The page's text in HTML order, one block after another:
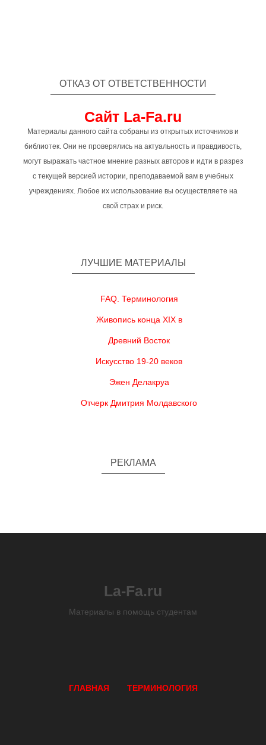
ОТКАЗ ОТ ОТВЕТСТВЕННОСТИ
Сайт La-Fa.ru
Материалы данного сайта собраны из открытых источников и
библиотек. Они не проверялись на актуальность и правдивость,
могут выражать частное мнение разных авторов и идти в разрез
с текущей версией истории, преподаваемой вам в учебных
учреждениях. Любое их использование вы осуществляете на
свой страх и риск.
ЛУЧШИЕ МАТЕРИАЛЫ
FAQ. Терминология
Живопись конца XIX в
Древний Восток
Искусство 19-20 веков
Эжен Делакруа
Отчерк Дмитрия Молдавского
РЕКЛАМА
La-Fa.ru
Материалы в помощь студентам
ГЛАВНАЯ ТЕРМИНОЛОГИЯ